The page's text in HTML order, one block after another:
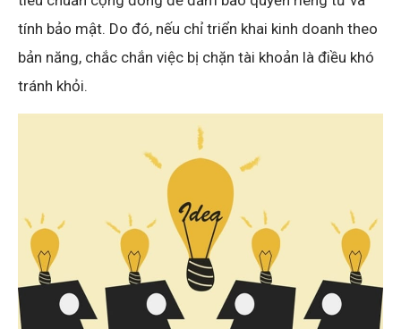
tính bảo mật. Do đó, nếu chỉ triển khai kinh doanh theo
bản năng, chắc chắn việc bị chặn tài khoản là điều khó
tránh khỏi.